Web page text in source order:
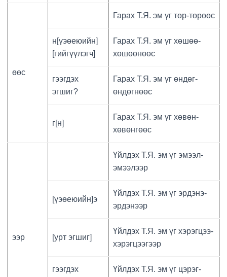
өөс
Гарах Т.Я. эм үг төр-төрөөс
н[үэөеюийн]
[гийгүүлэгч]
Гарах Т.Я. эм үг хөшөө-
хөшөөнөөс
гээгдэх
эгшиг?
Гарах Т.Я. эм үг өндөг-
өндөгнөөс
г[н]
Гарах Т.Я. эм үг хөвөн-
хөвөнгөөс
ээр
Үйлдэх Т.Я. эм үг эмээл-
эмээлээр
[үэөеюийн]э
Үйлдэх Т.Я. эм үг эрдэнэ-
эрдэнээр
[урт эгшиг]
Үйлдэх Т.Я. эм үг хэрэгцээ-
хэрэгцээгээр
гээгдэх
Үйлдэх Т.Я. эм үг цэрэг-